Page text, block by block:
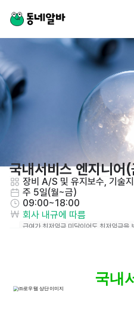
국내서비스 엔지니어
장비 A/S 및 유지보수, 기술
주 5일(월~금)
09:00~18:00
회사 내규에 따름
급여가 최저임금 미달이어도 최저임금을